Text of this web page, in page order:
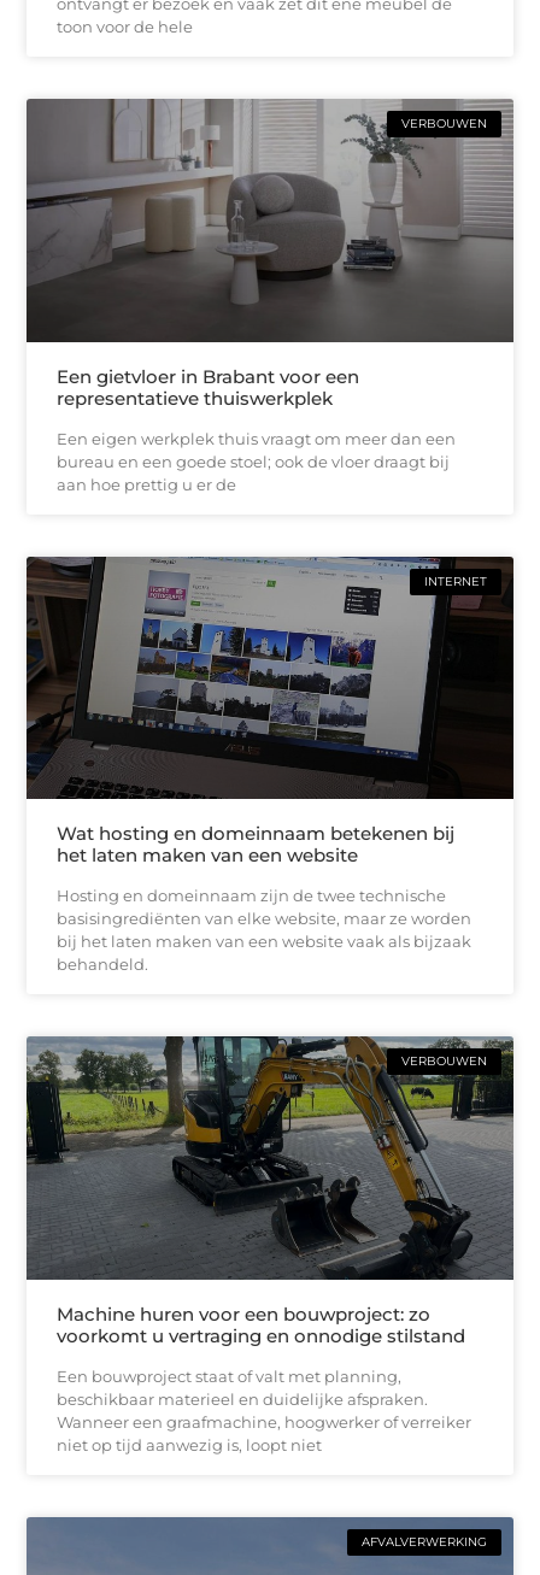
toon voor de hele
VERBOUWEN
Een gietvloer in Brabant voor een
representatieve thuiswerkplek
Een eigen werkplek thuis vraagt om meer dan een
bureau en een goede stoel; ook de vloer draagt bij
aan hoe prettig u er de
INTERNET
Wat hosting en domeinnaam betekenen bij
het laten maken van een website
Hosting en domeinnaam zijn de twee technische
basisingrediënten van elke website, maar ze worden
bij het laten maken van een website vaak als bijzaak
behandeld.
VERBOUWEN
Machine huren voor een bouwproject: zo
voorkomt u vertraging en onnodige stilstand
Een bouwproject staat of valt met planning,
beschikbaar materieel en duidelijke afspraken.
Wanneer een graafmachine, hoogwerker of verreiker
niet op tijd aanwezig is, loopt niet
AFVALVERWERKING